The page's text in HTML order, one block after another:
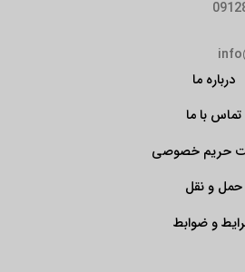
درباره ما
تماس با ما
حریم خصوصی
حمل و نقل
و ضوابط